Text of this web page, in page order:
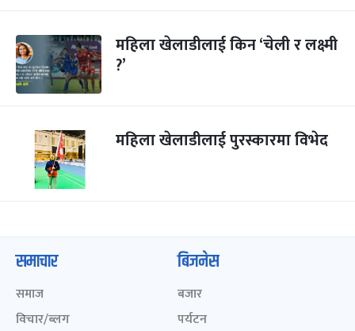
महिला खेलाडीलाई किन ‘चेली र लक्ष्मी
?’
महिला खेलाडीलाई पुरस्कारमा विभेद
समाचार
समाज
विचार/ब्लग
बिजनेस
बजार
पर्यटन